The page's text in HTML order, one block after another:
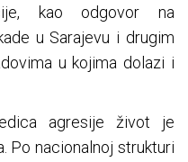
kao odgovor na
u Sarajevu i drugim
u kojima dolazi i
agresije život je
Po nacionalnoj strukturi